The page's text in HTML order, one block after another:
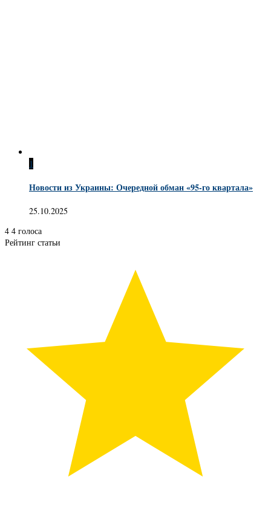
1
Новости из Украины: Очередной обман «95-го квартала»
25.10.2025
4 4 голоса
Рейтинг статьи